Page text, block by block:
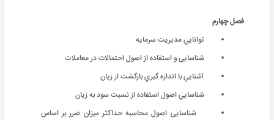
فصل چهارم
توانايي مديريت سرمايه
شناسایی و استفاده از اصول احتمالات در معاملات
آشنايي با اندازه گيري بازگشت از زيان
شناسايي اصول استفاده از نسبت سود به زيان
شناسایی اصول محاسبه حداکثر میزان ضرر بر اساس